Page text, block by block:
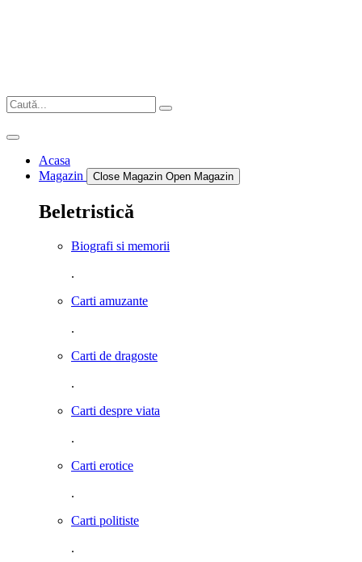
Acasa
Magazin
Close Magazin Open Magazin
Beletristică
Biografi si memorii
.
Carti amuzante
.
Carti de dragoste
.
Carti despre viata
.
Carti erotice
.
Carti politiste
.